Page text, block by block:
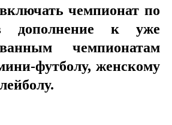
чемпионат по
дополнение к уже
чемпионатам
футболу, женскому